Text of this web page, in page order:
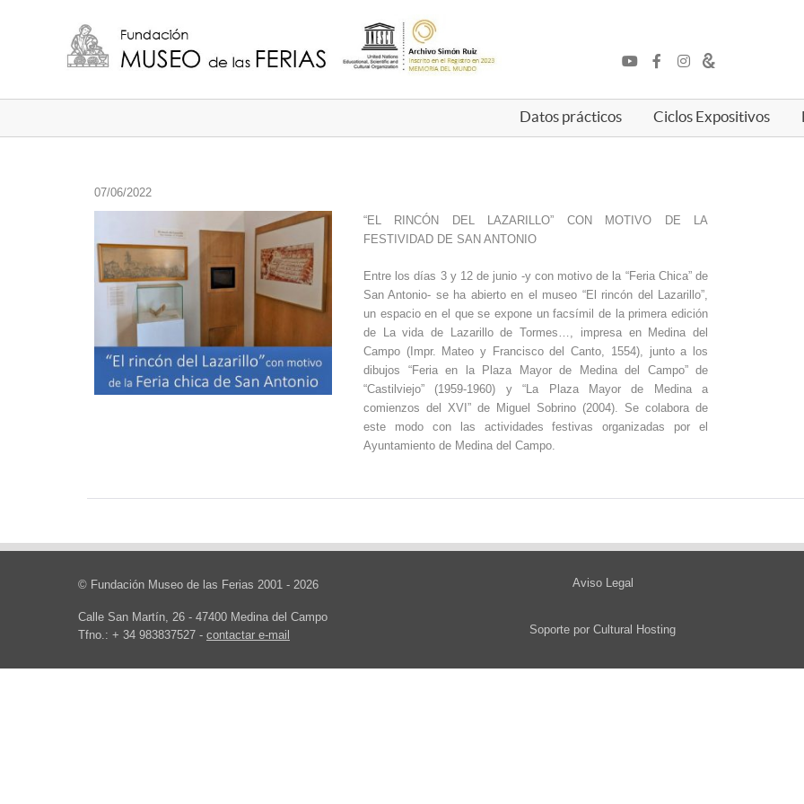
Datos prácticos Ciclos Expositivos
07/06/2022
“EL RINCÓN DEL LAZARILLO” CON MOTIVO DE LA
FESTIVIDAD DE SAN ANTONIO
Entre los días 3 y 12 de junio -y con motivo de la “Feria Chica” de
San Antonio- se ha abierto en el museo “El rincón del Lazarillo”,
un espacio en el que se expone un facsímil de la primera edición
de La vida de Lazarillo de Tormes…, impresa en Medina del
Campo (Impr. Mateo y Francisco del Canto, 1554), junto a los
dibujos “Feria en la Plaza Mayor de Medina del Campo” de
“Castilviejo” (1959-1960) y “La Plaza Mayor de Medina a
comienzos del XVI” de Miguel Sobrino (2004). Se colabora de
este modo con las actividades festivas organizadas por el
Ayuntamiento de Medina del Campo.
© Fundación Museo de las Ferias 2001 - 2026
Calle San Martín, 26 - 47400 Medina del Campo
Tfno.: + 34 983837527 - contactar e-mail
Aviso Legal
Soporte porCultural Hosting